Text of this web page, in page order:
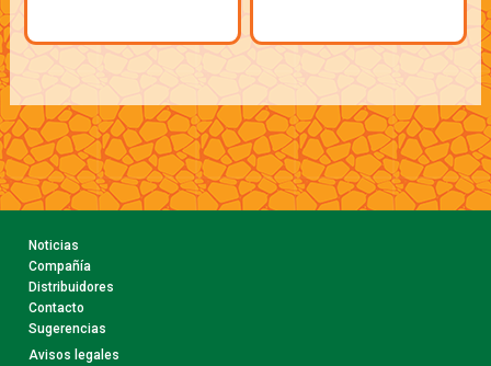
Noticias
Compañía
Distribuidores
Contacto
Sugerencias
Avisos legales